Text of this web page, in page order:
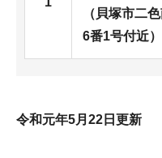
（貝塚市二
6番1号付近）
令和元年5月22日更新